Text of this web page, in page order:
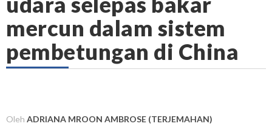
mercun dalam sistem
pembetungan di China
Oleh ADRIANA MROON AMBROSE (TERJEMAHAN)